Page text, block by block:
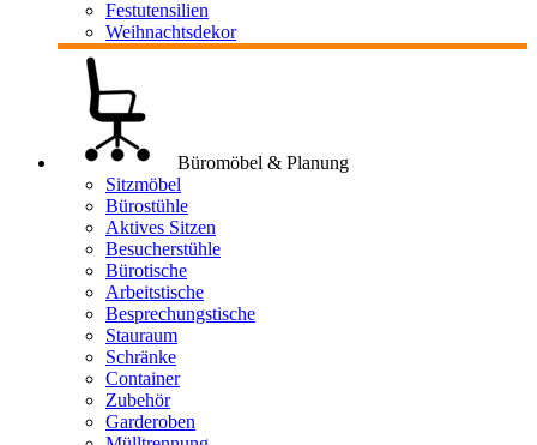
Festutensilien
Weihnachtsdekor
Büromöbel & Planung
Sitzmöbel
Bürostühle
Aktives Sitzen
Besucherstühle
Bürotische
Arbeitstische
Besprechungstische
Stauraum
Schränke
Container
Zubehör
Garderoben